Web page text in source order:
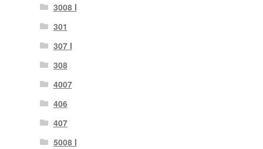
3008 I
301
307 I
308
4007
406
407
5008 I